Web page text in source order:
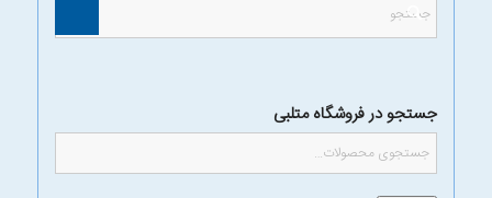
جستجو در فروشگاه متلبی